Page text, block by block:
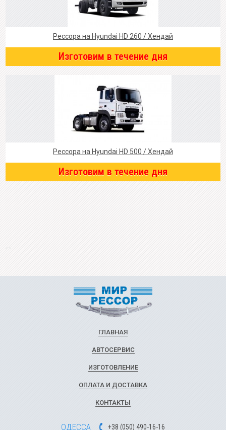
Рессора на Hyundai HD 260 / Хендай
Изготовим в течение дня
Рессора на Hyundai HD 500 / Хендай
Изготовим в течение дня
ГЛАВНАЯ
АВТОСЕРВИС
ИЗГОТОВЛЕНИЕ
ОПЛАТА И ДОСТАВКА
КОНТАКТЫ
ОДЕССА +38 (050) 490-16-16